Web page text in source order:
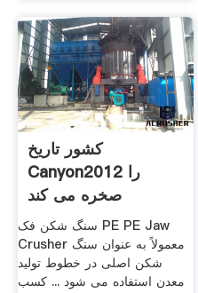
کشور تاریخ
Canyon2012 را
صخره می کند
سنگ شکن فک PE PE Jaw
Crusher معمولاً به عنوان سنگ
شکن اصلی در خطوط تولید
معدن استفاده می شود ... کسب